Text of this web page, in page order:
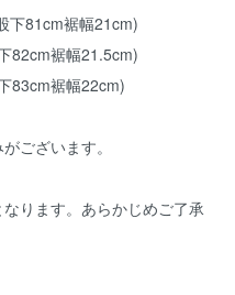
下81cm裾幅21cm)
82cm裾幅21.5cm)
83cm裾幅22cm)
ございます。
ります。あらかじめご了承